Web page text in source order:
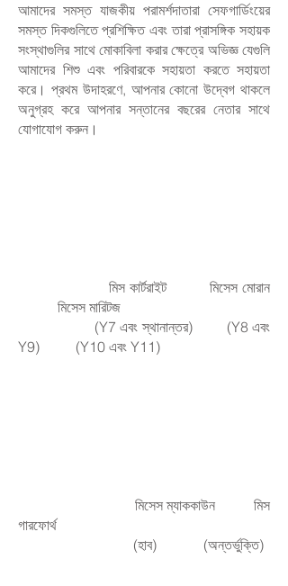
আমাদের সমস্ত যাজকীয় পরামর্শদাতারা সেফগার্ডিংয়ের
সমস্ত দিকগুলিতে প্রশিক্ষিত এবং তারা প্রাসঙ্গিক সহায়ক
সংস্থাগুলির সাথে মোকাবিলা করার ক্ষেত্রে অভিজ্ঞ যেগুলি
আমাদের শিশু এবং পরিবারকে সহায়তা করতে সহায়তা
করে। প্রথম উদাহরণে, আপনার কোনো উদ্বেগ থাকলে
অনুগ্রহ করে আপনার সন্তানের বছরের নেতার সাথে
যোগাযোগ করুন।
মিস কার্টরাইট মিসেস মোরান
মিসেস মারিটজ
(Y7 এবং স্থানান্তর) (Y8 এবং
Y9) (Y10 এবং Y11)
মিসেস ম্যাককাউন মিস
গারফোর্থ
(হাব) (অন্তর্ভুক্তি)